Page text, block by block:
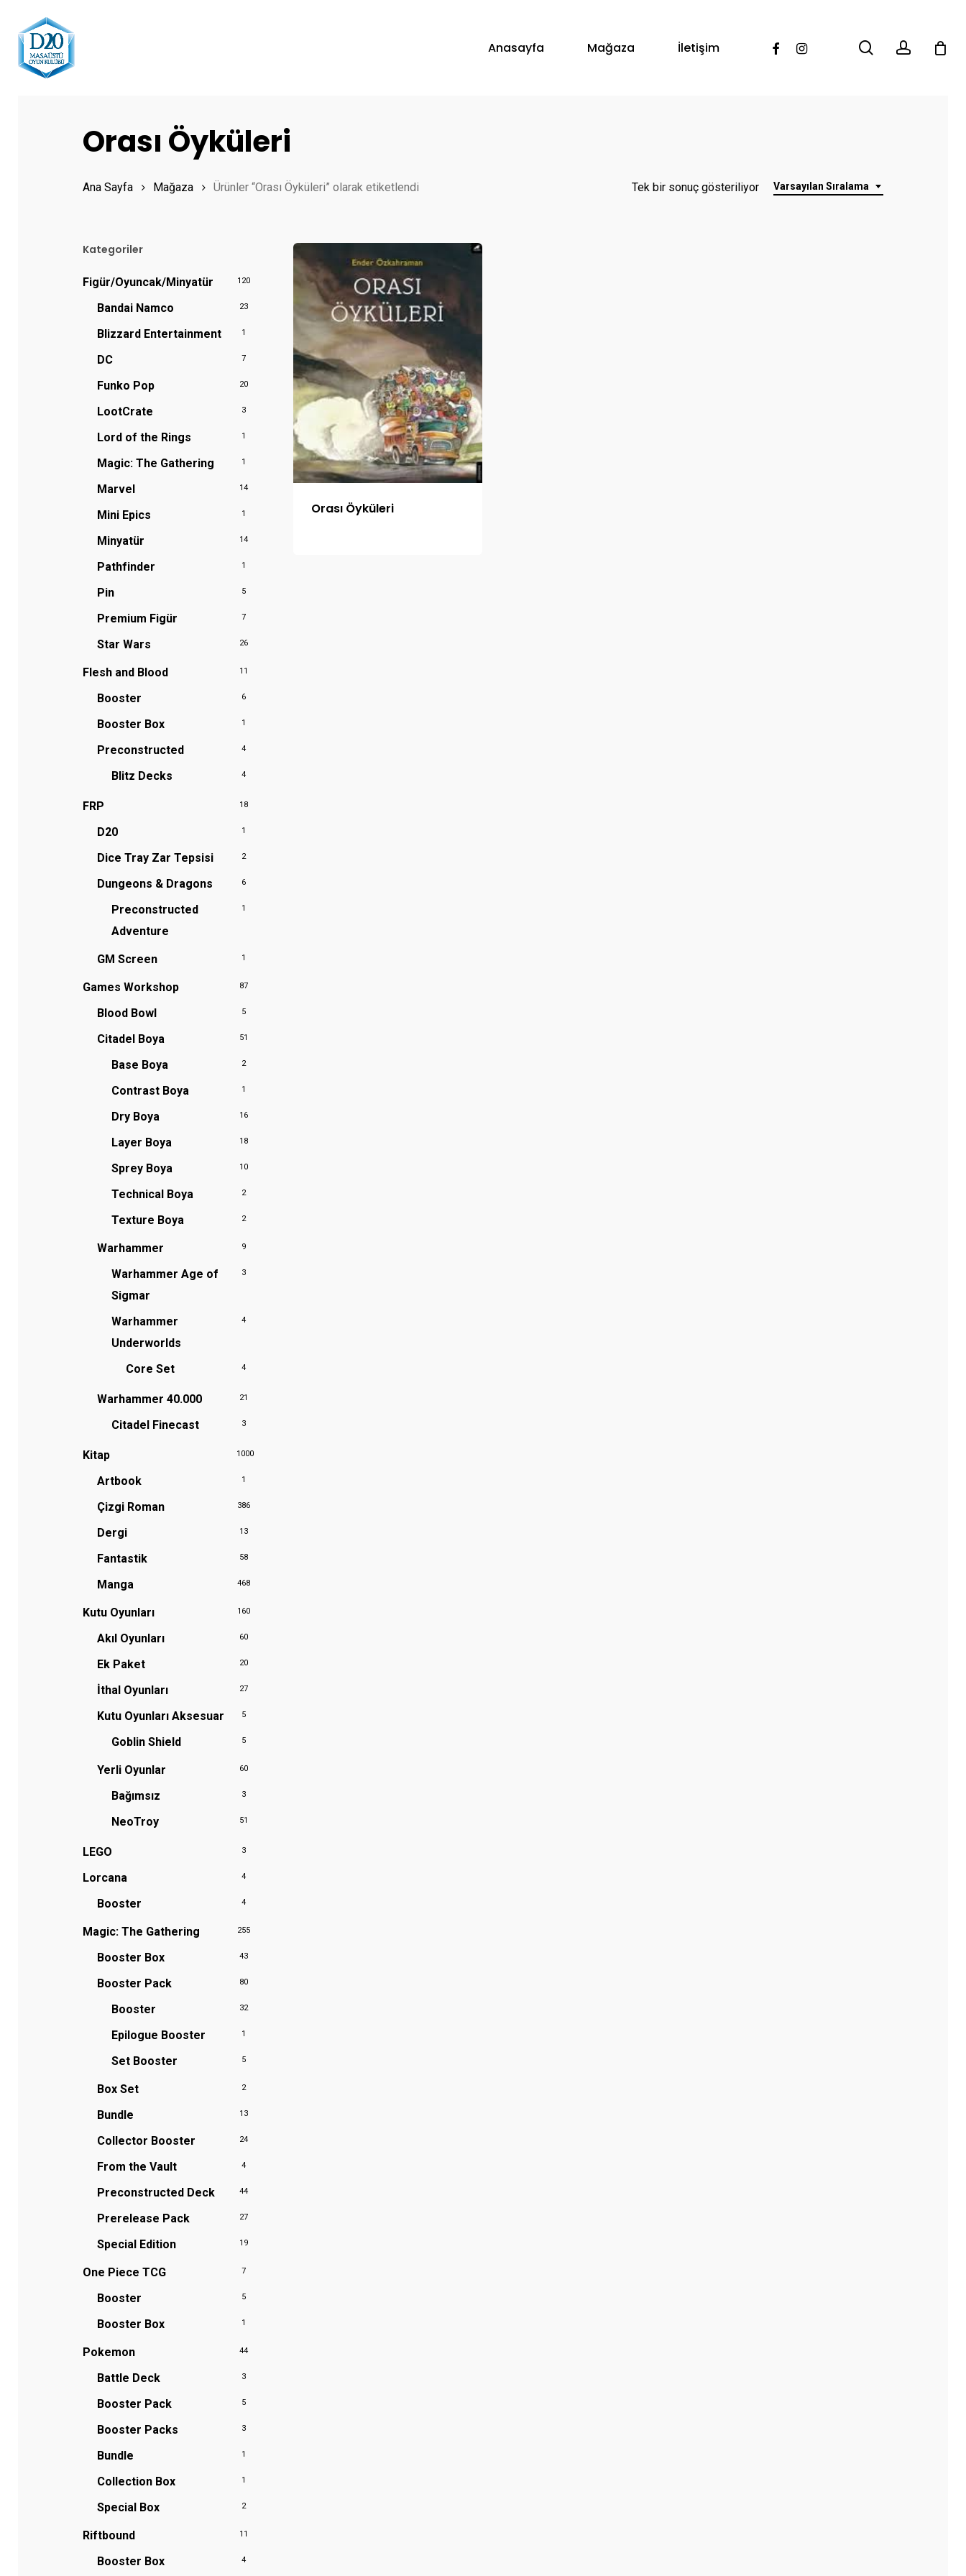
content
Hit enter to search or ESC to close
Anasayfa Mağaza İletişim FacebookInstagram searchaccount
Orası Öyküleri
Varsayılan Sıralama
Tek bir sonuç gösteriliyor
Ana Sayfa Mağaza Ürünler “Orası Öyküleri” olarak etiketlendi
Kategoriler
Figür/Oyuncak/Minyatür 120
Bandai Namco 23
Blizzard Entertainment 1
DC 7
Funko Pop 20
LootCrate 3
Lord of the Rings 1
Magic: The Gathering 1
Marvel 14
Mini Epics 1
Minyatür 14
Pathfinder 1
Pin 5
Premium Figür 7
Star Wars 26
Flesh and Blood 11
Booster 6
Booster Box 1
Preconstructed 4
Blitz Decks 4
FRP 18
D20 1
Dice Tray Zar Tepsisi 2
Dungeons & Dragons 6
Preconstructed
Adventure
1
GM Screen 1
Games Workshop 87
Blood Bowl 5
Citadel Boya 51
Base Boya 2
Contrast Boya 1
Dry Boya 16
Layer Boya 18
Sprey Boya 10
Technical Boya 2
Texture Boya 2
Warhammer 9
Warhammer Age of
Sigmar
3
Warhammer
Underworlds
4
Core Set 4
Warhammer 40.000 21
Citadel Finecast 3
Kitap 1000
Artbook 1
Çizgi Roman 386
Dergi 13
Fantastik 58
Manga 468
Kutu Oyunları 160
Akıl Oyunları 60
Ek Paket 20
İthal Oyunları 27
Kutu Oyunları Aksesuar 5
Goblin Shield 5
Yerli Oyunlar 60
Bağımsız 3
NeoTroy 51
LEGO 3
Lorcana 4
Booster 4
Magic: The Gathering 255
Booster Box 43
Booster Pack 80
Booster 32
Epilogue Booster 1
Set Booster 5
Box Set 2
Bundle 13
Collector Booster 24
From the Vault 4
Preconstructed Deck 44
Prerelease Pack 27
Special Edition 19
One Piece TCG 7
Booster 5
Booster Box 1
Pokemon 44
Battle Deck 3
Booster Pack 5
Booster Packs 3
Bundle 1
Collection Box 1
Special Box 2
Riftbound 11
Booster Box 4
Orası Öyküleri